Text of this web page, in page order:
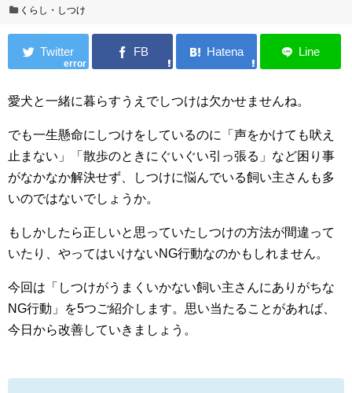
くらし・しつけ
error
愛犬と一緒に暮らすうえでしつけは欠かせませんね。
でも一生懸命にしつけをしているのに「声をかけても吠え
止まない」「散歩のときにぐいぐい引っ張る」など困り事
がなかなか解決せず、しつけに悩んでいる飼い主さんも多
いのではないでしょうか。
もしかしたら正しいと思っていたしつけの方法が間違って
いたり、やってはいけないNG行動なのかもしれません。
今回は「しつけがうまくいかない飼い主さんにありがちな
NG行動」を5つご紹介します。思い当たることがあれば、
今日から改善していきましょう。